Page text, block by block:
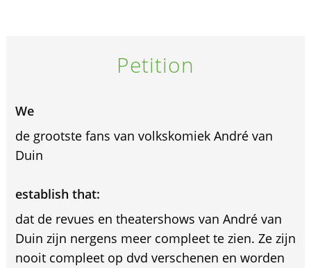
Petition
We
de grootste fans van volkskomiek André van
Duin
establish that:
dat de revues en theatershows van André van
Duin zijn nergens meer compleet te zien. Ze zijn
nooit compleet op dvd verschenen en worden